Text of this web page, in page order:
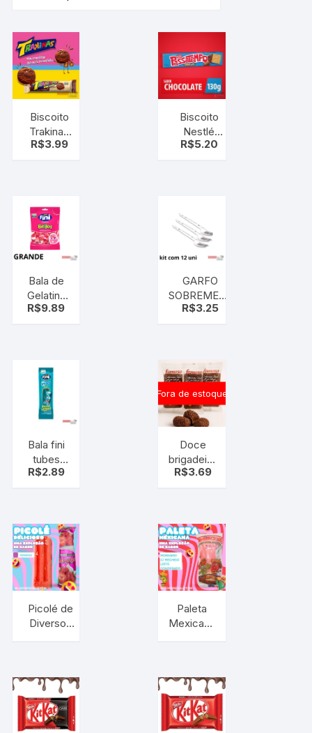
Biscoito
Trakinas
Recheado
R$3.99
Biscoito
Nestlé
Recheado
R$5.20
Bala de
Gelatina
Fini
R$9.89
GARFO
SOBREMESA
PL CRISTAL
R$3.25
Bala fini
tubes
mini pinta
R$2.89
Fora de estoque
Doce
brigadeiro
cremoso
R$3.69
Picolé de
Diversos
Paleta
Mexicana
Ninho e
Pistache
– paletas
recheada